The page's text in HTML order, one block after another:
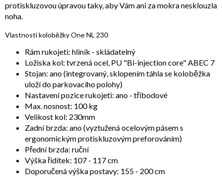
protiskluzovou úpravou taky, aby Vám ani za mokra nesklouzla
noha.
Vlastnosti koloběžky One NL 230
Rám rukojeti: hliník - skládatelný
Ložiska kol: tvrzená ocel, PU "Bi-injection core" ABEC 7
Stojan: ano (integrovaný, sklopením táhla se koloběžka
uloží do parkovacího polohy)
Nastavení pozice rukojeti: ano - tříbodové
Max. nosnost: 100 kg
Velikost kol: 230mm
Zadní brzda: ano (vyztužená ocelovým pásem s
ergonomickým protiskluzovým preforováním)
Přední brzda: ruční
Výška řídítek: 107 - 117 cm
Doporučená výška postavy: 155 - 200 cm